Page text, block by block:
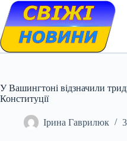
Skip
content
У Вашингтоні відзначили
Конституції
Ірина Гаврилюк